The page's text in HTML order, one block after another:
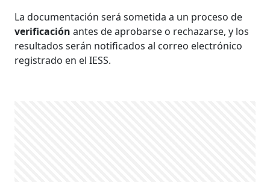
La documentación será sometida a un proceso de
verificación antes de aprobarse o rechazarse, y los
resultados serán notificados al correo electrónico
registrado en el IESS.